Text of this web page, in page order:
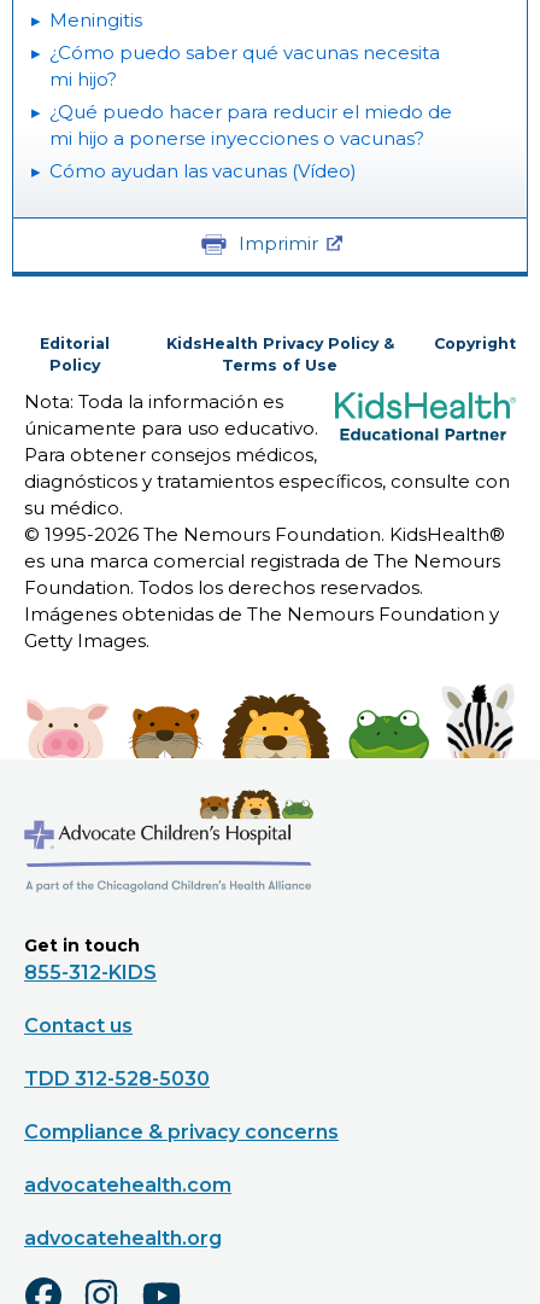
Meningitis
¿Cómo puedo saber qué vacunas necesita
mi hijo?
¿Qué puedo hacer para reducir el miedo de
mi hijo a ponerse inyecciones o vacunas?
Cómo ayudan las vacunas (Vídeo)
Imprimir
Editorial
Policy
KidsHealth Privacy Policy &
Terms of Use
Copyright
Nota: Toda la información es
únicamente para uso educativo.
Para obtener consejos médicos,
diagnósticos y tratamientos específicos, consulte con
su médico.
© 1995-2026 The Nemours Foundation. KidsHealth®
es una marca comercial registrada de The Nemours
Foundation. Todos los derechos reservados.
Imágenes obtenidas de The Nemours Foundation y
Getty Images.
Get in touch
855-312-KIDS
Contact us
TDD 312-528-5030
Compliance & privacy concerns
advocatehealth.com
advocatehealth.org